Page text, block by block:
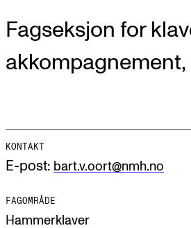
Om
Kontakt
Fagseksjon for
KONTAKT
E-post: bart.v.oort@nmh.no
FAGOMRÅDE
Hammerklaver